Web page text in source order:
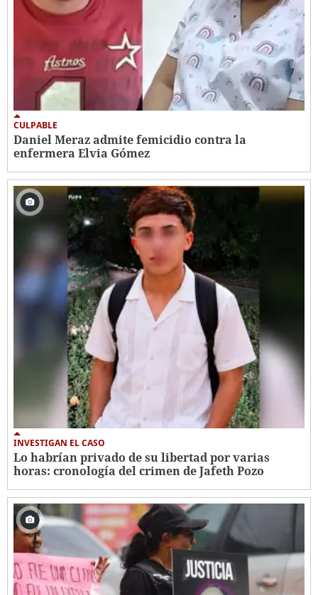
CULPABLE
Daniel Meraz admite femicidio contra la
enfermera Elvia Gómez
INVESTIGAN EL CASO
Lo habrían privado de su libertad por varias
horas: cronología del crimen de Jafeth Pozo